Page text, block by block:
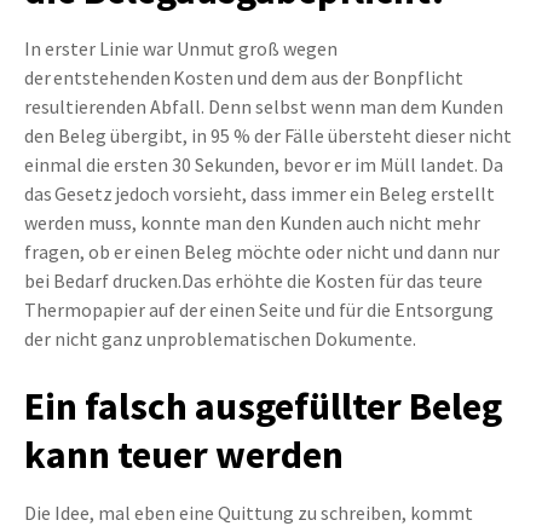
In erster Linie war Unmut groß wegen
der entstehenden Kosten und dem aus der Bonpflicht
resultierenden Abfall. Denn selbst wenn man dem Kunden
den Beleg übergibt, in 95 % der Fälle übersteht dieser nicht
einmal die ersten 30 Sekunden, bevor er im Müll landet. Da
das Gesetz jedoch vorsieht, dass immer ein Beleg erstellt
werden muss, konnte man den Kunden auch nicht mehr
fragen, ob er einen Beleg möchte oder nicht und dann nur
bei Bedarf drucken.Das erhöhte die Kosten für das teure
Thermopapier auf der einen Seite und für die Entsorgung
der nicht ganz unproblematischen Dokumente.
Ein falsch ausgefüllter Beleg
kann teuer werden
Die Idee, mal eben eine Quittung zu schreiben, kommt